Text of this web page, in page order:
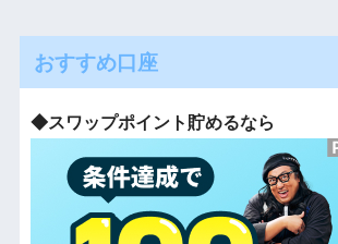
おすすめ口座
◆スワップポイント貯めるなら